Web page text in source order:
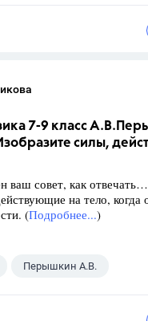
7-9 класс
силы,
ваш совет, как отвечать…
на тело, когда
(Подробнее...)
Перышкин А.В.